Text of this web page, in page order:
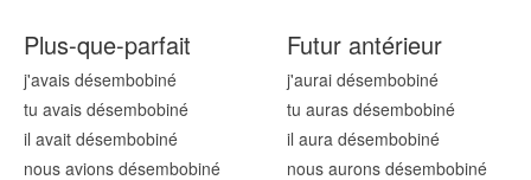
Plus-que-parfait
j'avais désembobiné
tu avais désembobiné
il avait désembobiné
nous avions désembobiné
Futur antérieur
j'aurai désembobiné
tu auras désembobiné
il aura désembobiné
nous aurons désembobiné